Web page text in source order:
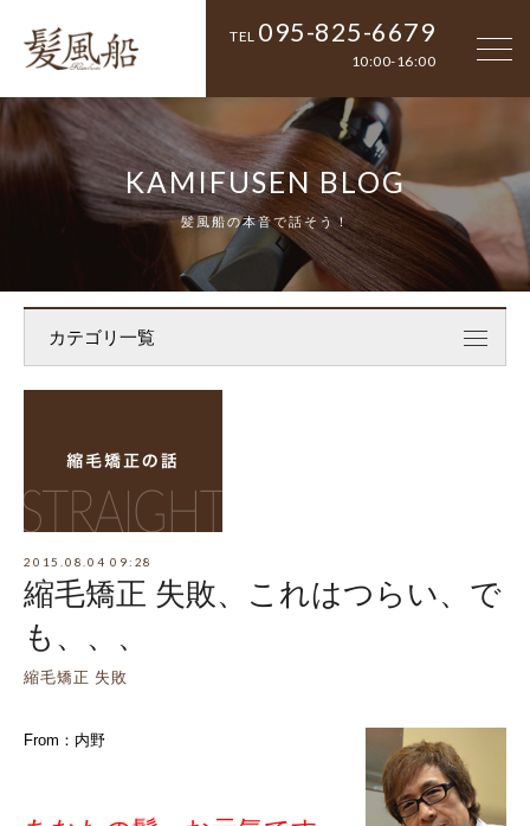
TEL 095-825-6679
10:00-16:00
KAMIFUSEN BLOG
髪風船の本音で話そう！
カテゴリ一覧
2015.08.04 09:28
縮毛矯正 失敗、これはつらい、で
も、、、
縮毛矯正 失敗
From：内野